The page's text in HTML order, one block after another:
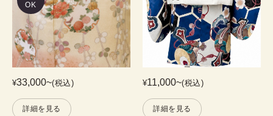
OK
¥33,000~(税込)
詳細を見る
¥11,000~(税込)
詳細を見る